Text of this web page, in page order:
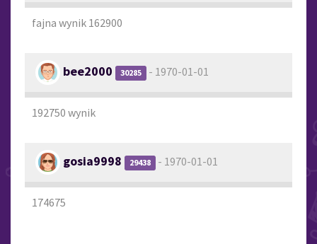
fajna wynik 162900
bee2000 30285 - 1970-01-01
192750 wynik
gosia9998 29438 - 1970-01-01
174675